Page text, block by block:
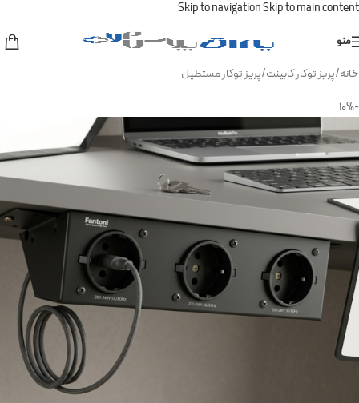
Skip to navigationSkip to main content
منو
خانه/پریز توکار کابینت/پریز توکار مستطیل
-10%